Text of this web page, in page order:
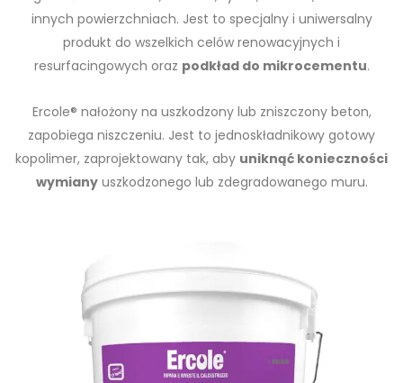
innych powierzchniach. Jest to specjalny i uniwersalny
produkt do wszelkich celów renowacyjnych i
resurfacingowych oraz podkład do mikrocementu.
Ercole® nałożony na uszkodzony lub zniszczony beton,
zapobiega niszczeniu. Jest to jednoskładnikowy gotowy
kopolimer, zaprojektowany tak, aby uniknąć konieczności
wymianyuszkodzonego lub zdegradowanego muru.